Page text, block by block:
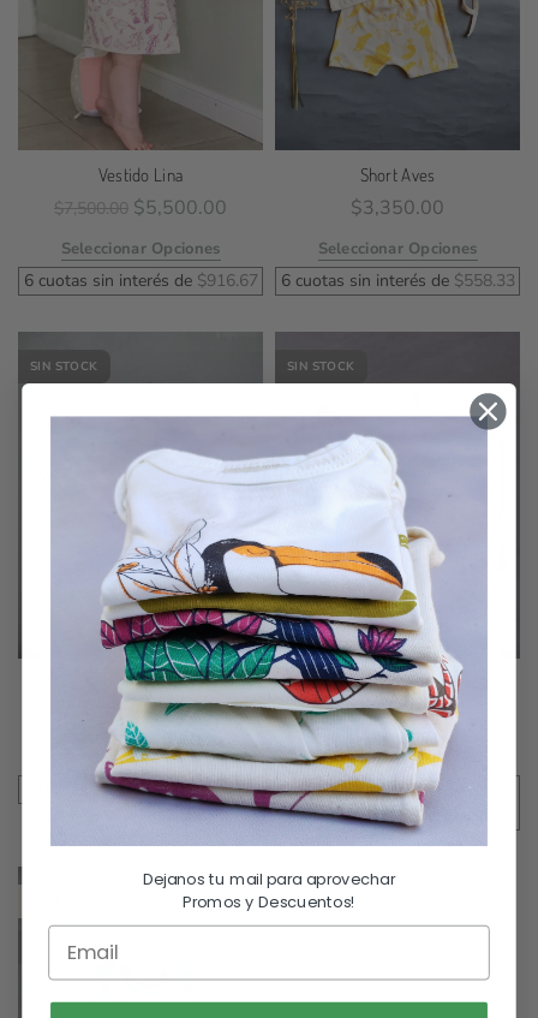
Vestido Lina
$7,500.00 $5,500.00
Seleccionar Opciones
6 cuotas sin interés de $916.67
Short Aves
$3,350.00
Seleccionar Opciones
6 cuotas sin interés de $558.33
SIN STOCK
Bombacha niña
2,500.00–$2,800.00
Seleccionar Opciones
6 cuotas sin interés de$416.67
SIN STOCK
Chaleco pura lana
$8,000.00
Seleccionar Opciones
6 cuotas sin interés de
$1,333.33
SIN STOCK
Dejanos tu mail para aprovechar
Promos y Descuentos!